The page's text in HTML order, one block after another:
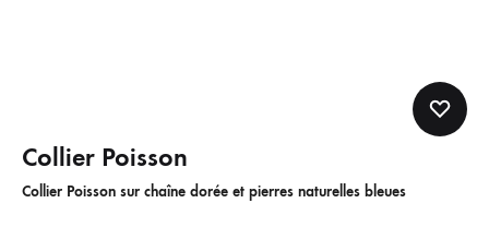
Collier Poisson
Collier Poisson sur chaîne dorée et pierres naturelles bleues